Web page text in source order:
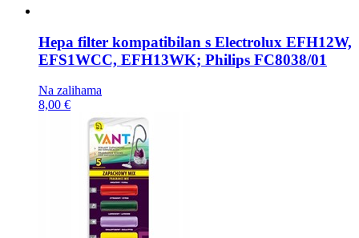
Hepa filter kompatibilan s Electrolux EFH12W,
EFS1WCC, EFH13WK; Philips FC8038/01
Na zalihama
8,00 €